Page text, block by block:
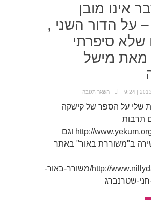
אינו מובן
– על הדור השני ,
שלא סיפרתי
מישל
השאר תגובה
על הספר של קישקה
תרבות
http://www.yekum.org/2013/08 וגם
שירה ב"משוררת באור" באתר
http://www.nillydagan.com/משורר-באור-